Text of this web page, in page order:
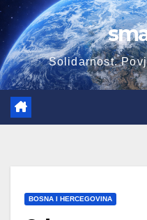
Skip
to
content
Solidarnost.
BOSNA I HERCEGOVINA